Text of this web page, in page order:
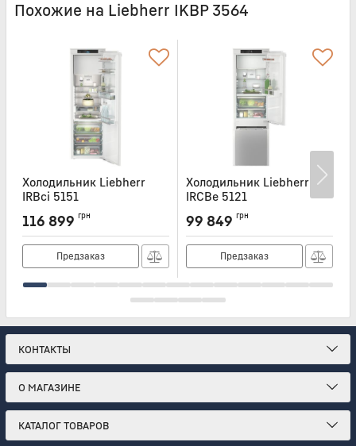
Похожие на Liebherr IKBP 3564
Холодильник Liebherr
IRBci 5151
IRBCI5151
116 899 грн
Предзаказ
Холодильник Liebherr
IRCBe 5121
IRCBE5121
99 849 грн
Предзаказ
КОНТАКТЫ
О МАГАЗИНЕ
КАТАЛОГ ТОВАРОВ